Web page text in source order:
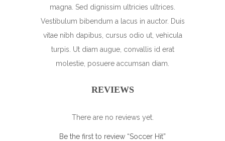
magna. Sed dignissim ultricies ultrices.
Vestibulum bibendum a lacus in auctor. Duis
vitae nibh dapibus, cursus odio ut, vehicula
turpis. Ut diam augue, convallis id erat
molestie, posuere accumsan diam.
REVIEWS
There are no reviews yet.
Be the first to review “Soccer Hit”